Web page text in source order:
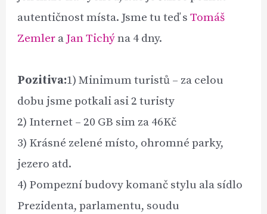
autentičnost místa. Jsme tu teď sTomáš
Zemler a Jan Tichýna 4 dny.
Pozitiva:1) Minimum turistů – za celou
dobu jsme potkali asi 2 turisty
2) Internet – 20 GB sim za 46Kč
3) Krásné zelené místo, ohromné parky,
jezero atd.
4) Pompezní budovy komanč stylu ala sídlo
Prezidenta, parlamentu, soudu